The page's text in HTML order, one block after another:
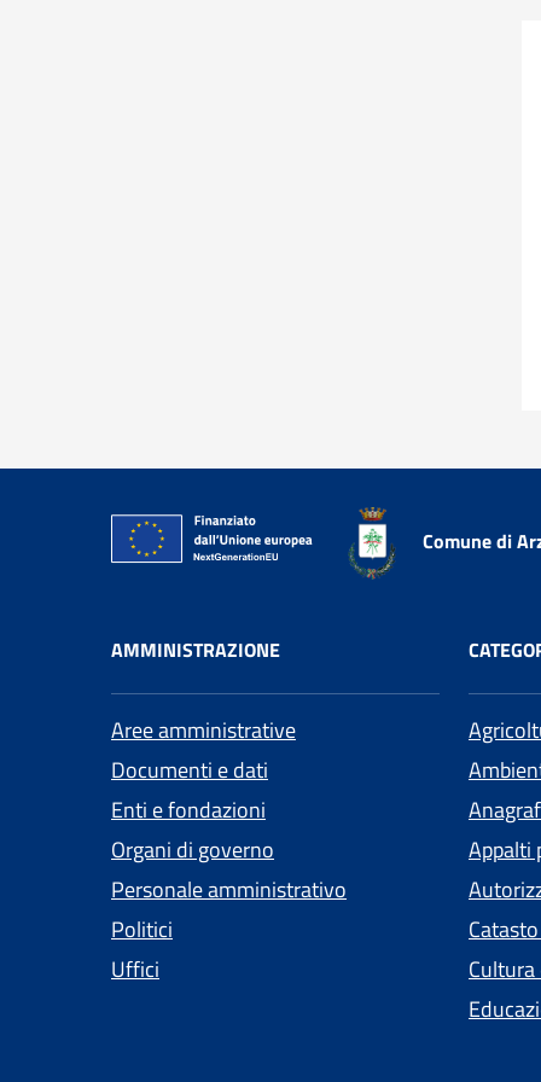
Comune di
AMMINISTRAZIONE
Aree amministrative
Documenti e dati
Enti e fondazioni
Organi di governo
Personale amministrativo
Politici
Uffici
Appalti